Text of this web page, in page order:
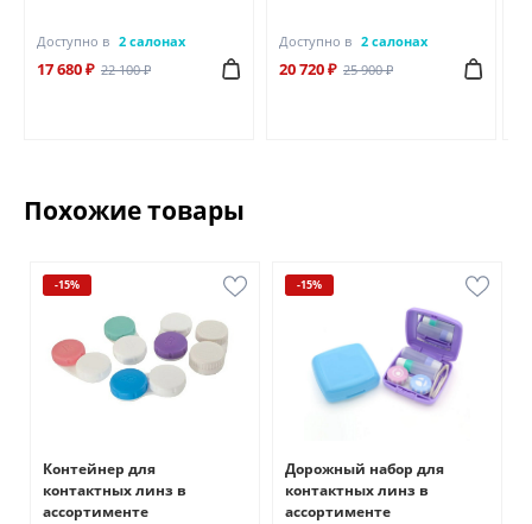
Доступно в 2 салонах
17 680 ₽ 22 100 ₽
Доступно в 2 салонах
20 720 ₽ 25 900 ₽
Похожие товары
-15%
Контейнер для
контактных линз в
ассортименте
-15%
Дорожный набор для
контактных линз в
ассортименте